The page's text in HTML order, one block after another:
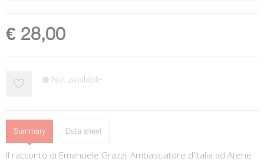
€ 28,00
Not available
Summary Data sheet
Il racconto di Emanuele Grazzi, Ambasciatore d'Italia ad Atene